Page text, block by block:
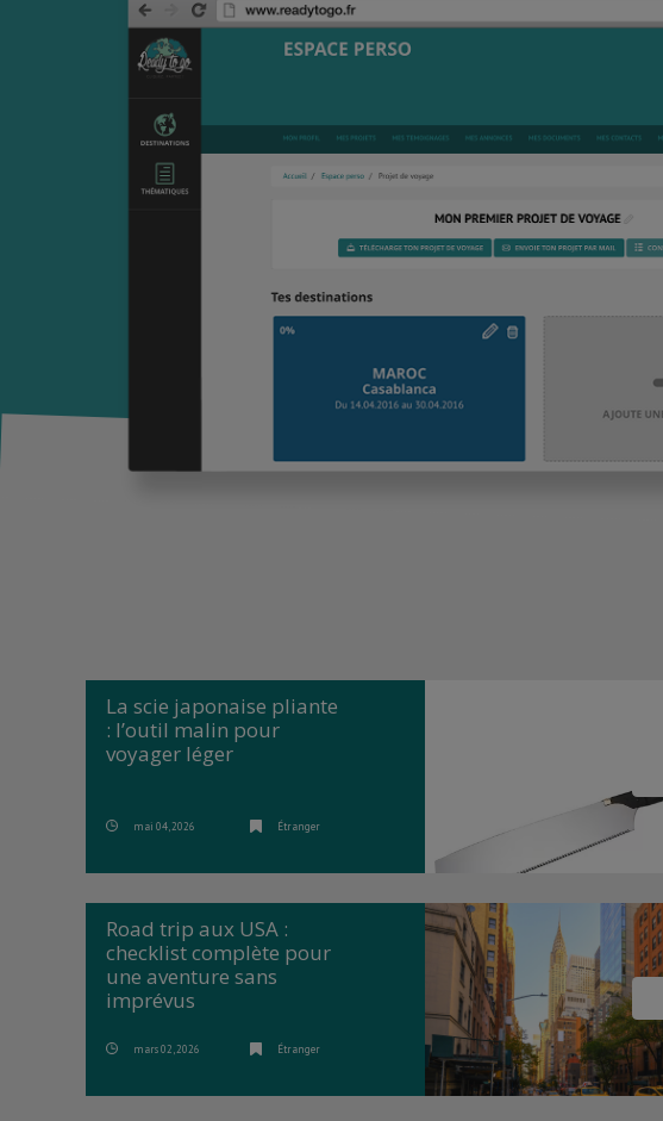
La scie japonaise pliante
: l’outil malin pour
voyager léger
mai 04, 2026 Étranger
Road trip aux USA :
checklist complète pour
une aventure sans
imprévus
mars 02, 2026 Étranger